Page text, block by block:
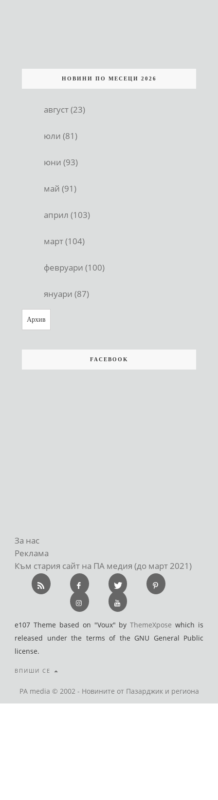
НОВИНИ ПО МЕСЕЦИ 2026
август (23)
юли (81)
юни (93)
май (91)
април (103)
март (104)
февруари (100)
януари (87)
Архив
FACEBOOK
За нас
Реклама
Към стария сайт на ПА медия (до март 2021)
e107 Theme based on "Voux" byThemeXpose which is
released under the terms of the GNU General Public
license.
ВПИШИ СЕ
PA media © 2002 - Новините от Пазарджик и региона